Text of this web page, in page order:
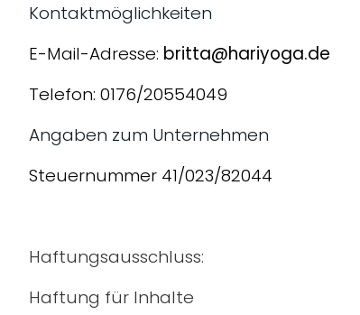
Kontaktmöglichkeiten
E-Mail-Adresse: britta@hariyoga.de
Telefon: 0176/20554049
Angaben zum Unternehmen
Steuernummer 41/023/82044
Haftungsausschluss:
Haftung für Inhalte